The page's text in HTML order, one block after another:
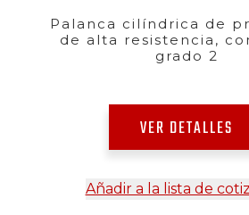
Palanca cilíndrica de
de alta resistencia,
grado 2
VER DETALLES
Añadir a la lista de